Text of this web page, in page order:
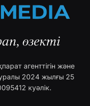
агенттігін және
2024 жылғы 25
куәлік.